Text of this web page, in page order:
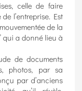
celle de faire
l’entreprise. Est
de la
qui a donné lieu à
de documents
photos, par sa
par d’anciens